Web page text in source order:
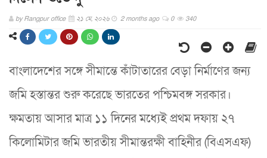
byRangpur office ২১ মে, ২০২৬ 2 months ago 0 340
বাংলাদেশের সঙ্গে সীমান্তে কাঁটাতারের বেড়া নির্মাণের জন্য
জমি হস্তান্তর শুরু করেছে ভারতের পশ্চিমবঙ্গ সরকার।
ক্ষমতায় আসার মাত্র ১১ দিনের মধ্যেই প্রথম দফায় ২৭
কিলোমিটার জমি ভারতীয় সীমান্তরক্ষী বাহিনীর (বিএসএফ)